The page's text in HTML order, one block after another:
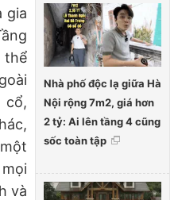
Nhà phố độc lạ giữa Hà
Nội rộng 7m2, giá hơn
2 tỷ: Ai lên tầng 4 cũng
sốc toàn tập
gia
cổ,
và